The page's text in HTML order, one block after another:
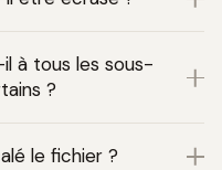
à tous les sous-
?
le fichier ?